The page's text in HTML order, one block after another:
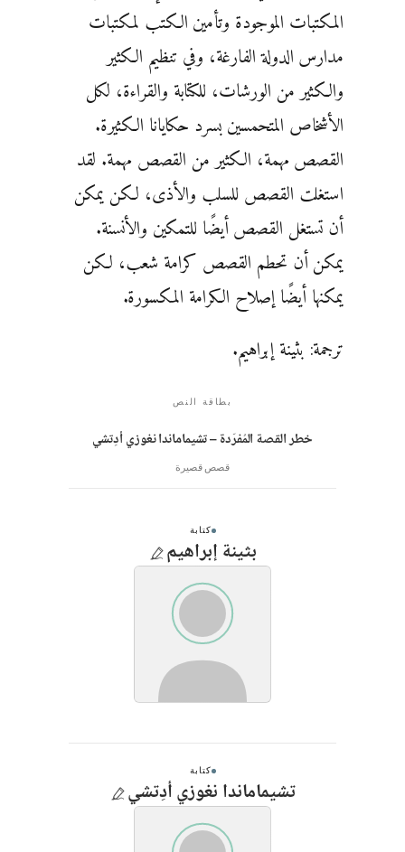
المكتبات الموجودة وتأمين الكتب لمكتبات
مدارس الدولة الفارغة، وفي تنظيم الكثير
والكثير من الورشات، للكتابة والقراءة، لكل
الأشخاص المتحمسين بسرد حكايانا الكثيرة.
القصص مهمة، الكثير من القصص مهمة. لقد
استغلت القصص للسلب والأذى، لكن يمكن
أن تستغل القصص أيضًا للتمكين والأنسنة.
يمكن أن تحطم القصص كرامة شعب، لكن
يمكنها أيضًا إصلاح الكرامة المكسورة.
ترجمة: بثينة إبراهيم.
بطاقة النص
خطر القصة المُفرَدة – تشيماماندا نغوزي أدِتشي
قصص قصيرة
كتابة
بثينة إبراهيم
كتابة
تشيماماندا نغوزي أدِتشي